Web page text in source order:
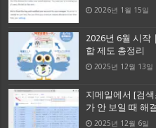
2026년 1월 15일
2026년 6월 시작
합 제도 총정리
2025년 12월 13일
지메일에서 [검
가 안 보일 때 해
2025년 12월 6일